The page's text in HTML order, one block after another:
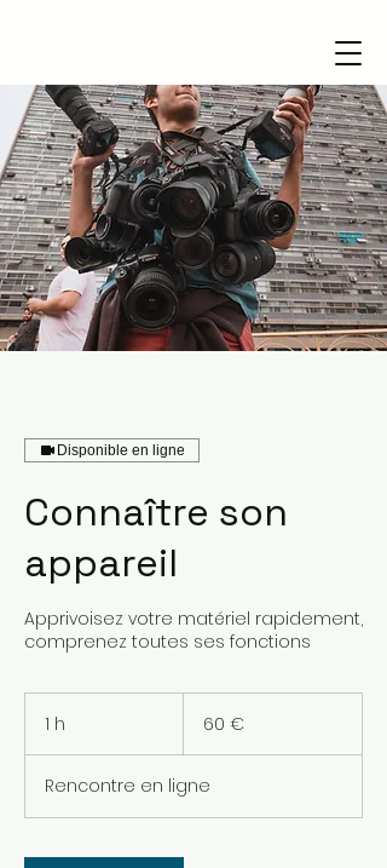
Disponible en ligne
Connaître son
appareil
Apprivoisez votre matériel rapidement,
comprenez toutes ses fonctions
1 h 60 €
Rencontre en ligne